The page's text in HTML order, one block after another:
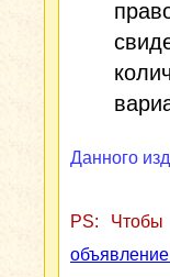
Данного
PS: Чтобы